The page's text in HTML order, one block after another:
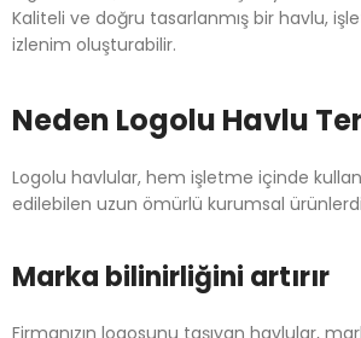
Kaliteli ve doğru tasarlanmış bir havlu,
izlenim oluşturabilir.
Neden Logolu Havlu
Logolu havlular, hem işletme içinde
edilebilen uzun ömürlü kurumsal
Marka bilinirliğini artırır
Firmanızın logosunu taşıyan havlular,